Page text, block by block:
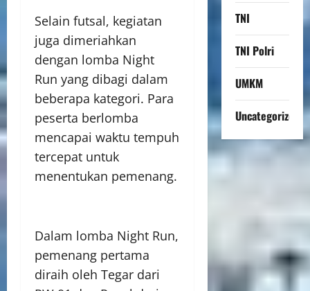
Selain futsal, kegiatan
juga dimeriahkan
dengan lomba Night
Run yang dibagi dalam
beberapa kategori. Para
peserta berlomba
mencapai waktu tempuh
tercepat untuk
menentukan pemenang.
Dalam lomba Night Run,
pemenang pertama
diraih oleh Tegar dari
TNI
TNI Polri
UMKM
Uncategorized